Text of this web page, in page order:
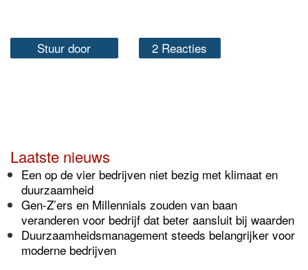
Stuur door 2 Reacties
Laatste nieuws
Een op de vier bedrijven niet bezig met klimaat en
duurzaamheid
Gen-Z’ers en Millennials zouden van baan
veranderen voor bedrijf dat beter aansluit bij waarden
Duurzaamheidsmanagement steeds belangrijker voor
moderne bedrijven